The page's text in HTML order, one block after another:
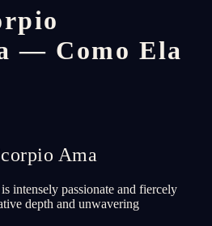
— Como Ela
Ama
intensely passionate and fiercely
depth and unwavering